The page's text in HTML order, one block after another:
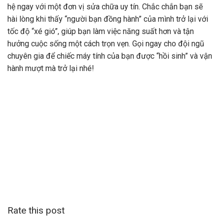
hệ ngay với một đơn vị sửa chữa uy tín. Chắc chắn bạn sẽ
hài lòng khi thấy “người bạn đồng hành” của mình trở lại với
tốc độ “xé gió”, giúp bạn làm việc năng suất hơn và tận
hưởng cuộc sống một cách trọn vẹn. Gọi ngay cho đội ngũ
chuyên gia để chiếc máy tính của bạn được “hồi sinh” và vận
hành mượt mà trở lại nhé!
Rate this post